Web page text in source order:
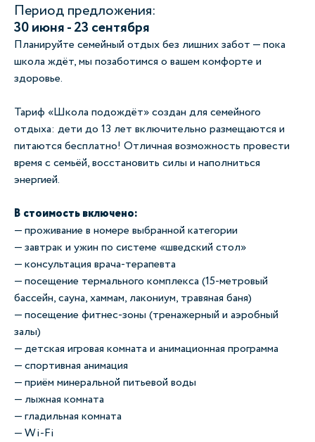
Период предложения:
30 июня - 23 сентября
Планируйте семейный отдых без лишних забот — пока
школа ждёт, мы позаботимся о вашем комфорте и
здоровье.
Тариф «Школа подождёт» создан для семейного
отдыха: дети до 13 лет включительно размещаются и
питаются бесплатно! Отличная возможность провести
время с семьёй, восстановить силы и наполниться
энергией.
В стоимость включено:
— проживание в номере выбранной категории
— завтрак и ужин по системе «шведский стол»
— консультация врача-терапевта
— посещение термального комплекса (15-метровый
бассейн, сауна, хаммам, лакониум, травяная баня)
— посещение фитнес-зоны (тренажерный и аэробный
залы)
— детская игровая комната и анимационная программа
— спортивная анимация
— приём минеральной питьевой воды
— лыжная комната
— гладильная комната
— Wi-Fi